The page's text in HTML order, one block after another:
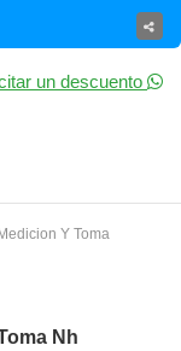
un descuento
Y Toma
Nh